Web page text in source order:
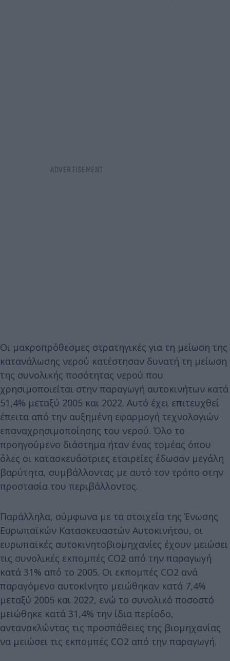
Οι μακροπρόθεσμες στρατηγικές για τη μείωση της
κατανάλωσης νερού κατέστησαν δυνατή τη μείωση
της συνολικής ποσότητας νερού που
χρησιμοποιείται στην παραγωγή αυτοκινήτων κατά
51,4% μεταξύ 2005 και 2022. Αυτό έχει επιτευχθεί
έπειτα από την αυξημένη εφαρμογή τεχνολογιών
επαναχρησιμοποίησης του νερού. Όλο το
προηγούμενο διάστημα ήταν ένας τομέας όπου
όλες οι κατασκευάστριες εταιρείες έδωσαν μεγάλη
βαρύτητα, συμβάλλοντας με αυτό τον τρόπο στην
προστασία του περιβάλλοντος.
Παράλληλα, σύμφωνα με τα στοιχεία της Ένωσης
Ευρωπαϊκών Κατασκευαστών Αυτοκινήτου, οι
ευρωπαϊκές αυτοκινητοβιομηχανίες έχουν μειώσει
τις συνολικές εκπομπές CO2 από την παραγωγή
κατά 31% από το 2005. Οι εκπομπές CO2 ανά
παραγόμενο αυτοκίνητο μειώθηκαν κατά 7,4%
μεταξύ 2005 και 2022, ενώ το συνολικό ποσοστό
μειώθηκε κατά 31,4% την ίδια περίοδο,
αντανακλώντας τις προσπάθειες της βιομηχανίας
να μειώσει τις εκπομπές CO2 από την παραγωγή.